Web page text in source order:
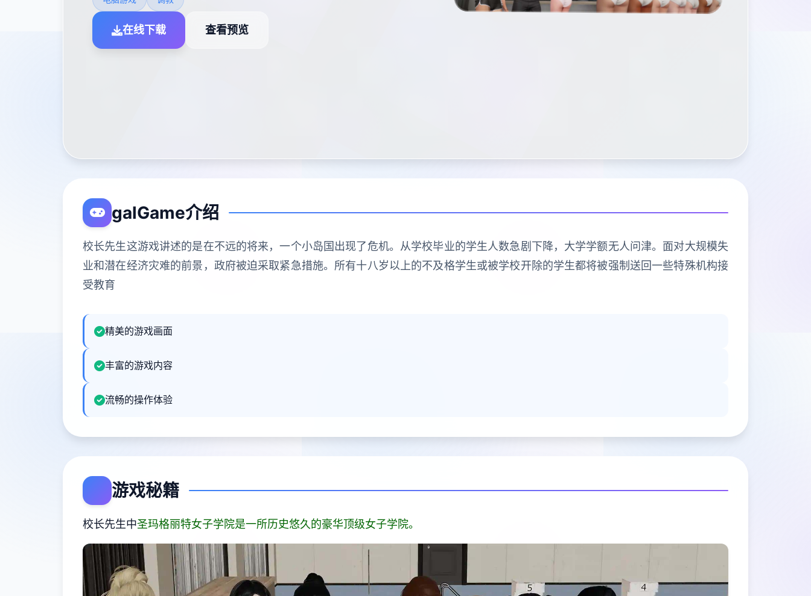
在线下载 查看预览
galGame介绍
校长先生这游戏讲述的是在不远的将来，一个小岛国出现了危机。从学校毕业的学生人数急剧下降，大学学额无人问津。面对大规模失
业和潜在经济灾难的前景，政府被迫采取紧急措施。所有十八岁以上的不及格学生或被学校开除的学生都将被强制送回一些特殊机构接
受教育
精美的游戏画面
丰富的游戏内容
流畅的操作体验
游戏秘籍
校长先生中圣玛格丽特女子学院是一所历史悠久的豪华顶级女子学院。